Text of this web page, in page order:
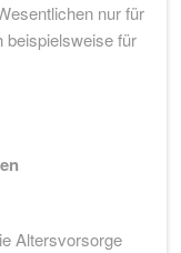
nur für
beispielsweise für
Altersvorsorge